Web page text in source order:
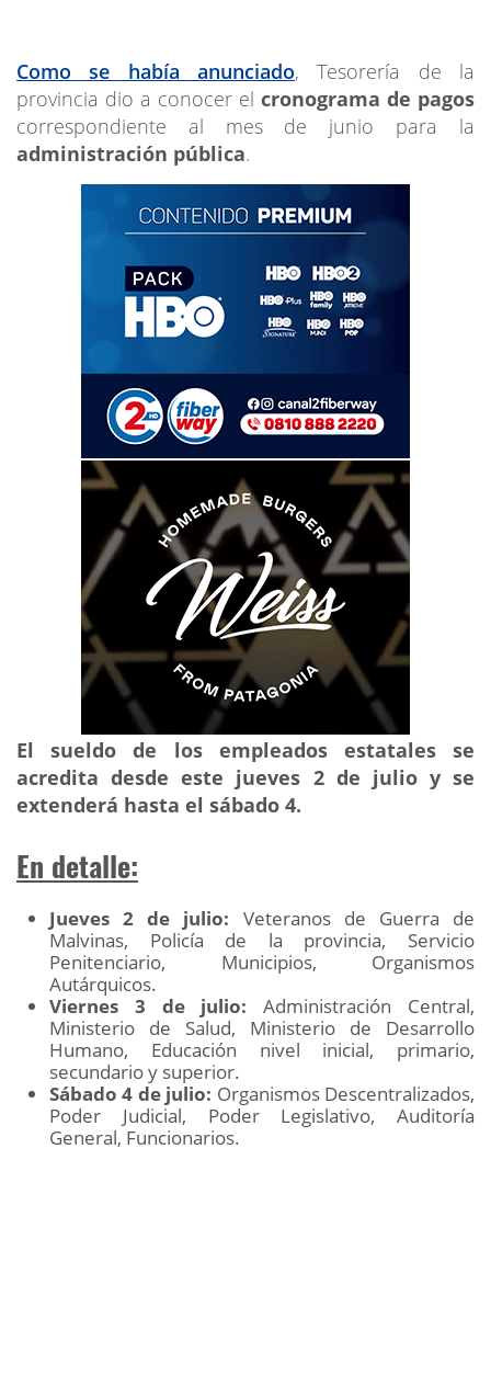
Como se había anunciado, Tesorería de la
provincia dio a conocer el cronograma de pagos
correspondiente al mes de junio para la
administración pública.
El sueldo de los empleados estatales se
acredita desde este jueves 2 de julio y se
extenderá hasta el sábado 4.
En detalle:
Jueves 2 de julio: Veteranos de Guerra de
Malvinas, Policía de la provincia, Servicio
Penitenciario, Municipios, Organismos
Autárquicos.
Viernes 3 de julio:Administración Central,
Ministerio de Salud, Ministerio de Desarrollo
Humano, Educación nivel inicial, primario,
secundario y superior.
Sábado 4 de julio: Organismos Descentralizados,
Poder Judicial, Poder Legislativo, Auditoría
General, Funcionarios.